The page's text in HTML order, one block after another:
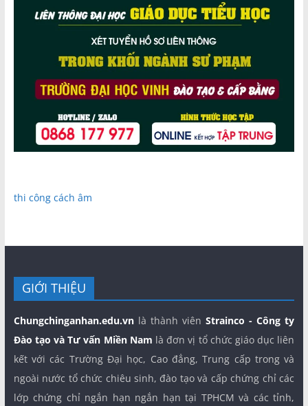
thi công cách âm
GIỚI THIỆU
Chungchinganhan.edu.vnlà thành viênStrainco - Công ty
Đào tạo và Tư vấn Miền Nam là đơn vị tổ chức giáo dục liên
kết với các Trường Đại học, Cao đẳng, Trung cấp trong và
ngoài nước tổ chức chiêu sinh, đào tạo và cấp chứng chỉ các
lớp chứng chỉ ngắn hạn ngắn hạn tại TPHCM và các tỉnh,